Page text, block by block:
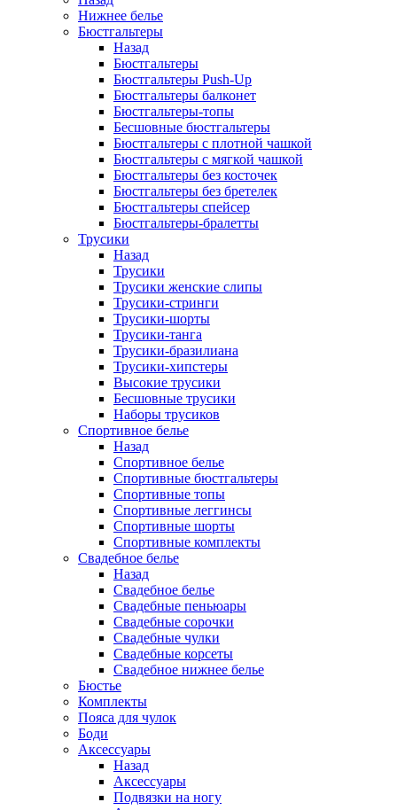
Нижнее белье
Бюстгальтеры
Назад
Бюстгальтеры
Бюстгальтеры Push-Up
Бюстгальтеры балконет
Бюстгальтеры-топы
Бесшовные бюстгальтеры
Бюстгальтеры с плотной чашкой
Бюстгальтеры с мягкой чашкой
Бюстгальтеры без косточек
Бюстгальтеры без бретелек
Бюстгальтеры спейсер
Бюстгальтеры-бралетты
Трусики
Назад
Трусики
Трусики женские слипы
Трусики-стринги
Трусики-шорты
Трусики-танга
Трусики-бразилиана
Трусики-хипстеры
Высокие трусики
Бесшовные трусики
Наборы трусиков
Спортивное белье
Назад
Спортивное белье
Спортивные бюстгальтеры
Спортивные топы
Спортивные леггинсы
Спортивные шорты
Спортивные комплекты
Свадебное белье
Назад
Свадебное белье
Свадебные пеньюары
Свадебные сорочки
Свадебные чулки
Свадебные корсеты
Свадебное нижнее белье
Бюстье
Комплекты
Пояса для чулок
Боди
Аксессуары
Назад
Аксессуары
Подвязки на ногу